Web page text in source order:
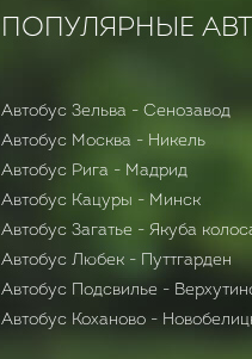
ПОПУЛЯРНЫЕ
Автобус Зельва - Сенозавод
Автобус Москва - Никель
Автобус Рига - Мадрид
Автобус Кацуры - Минск
Автобус Загатье - Якуба
Автобус Любек - Путтгарден
Автобус Подсвилье -
Автобус Коханово -